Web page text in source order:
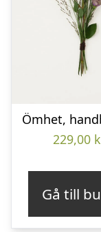
Ömhet,
229,00
Gå till